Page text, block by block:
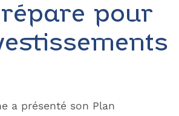
pour
a présenté son Plan